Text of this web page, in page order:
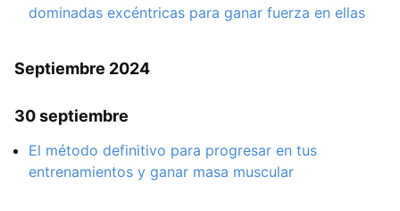
dominadas excéntricas para ganar fuerza en ellas
Septiembre 2024
30 septiembre
El método definitivo para progresar en tus
entrenamientos y ganar masa muscular